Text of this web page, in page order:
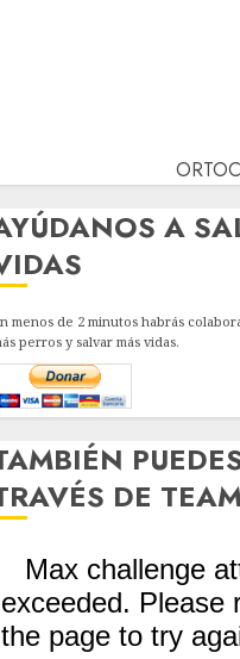
A
menos de 2 minutos habrás
perros y salvar más vidas.
DE